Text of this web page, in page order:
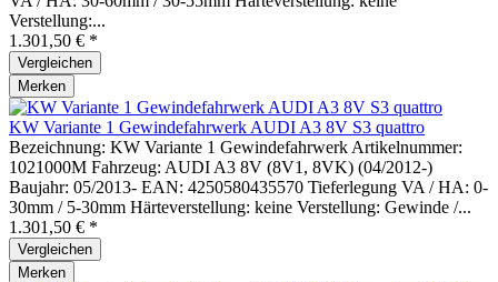
Verstellung:...
1.301,50 € *
Vergleichen
Merken
KW Variante 1 Gewindefahrwerk AUDI A3 8V S3 quattro
Bezeichnung: KW Variante 1 Gewindefahrwerk Artikelnummer:
1021000M Fahrzeug: AUDI A3 8V (8V1, 8VK) (04/2012-)
Baujahr: 05/2013- EAN: 4250580435570 Tieferlegung VA / HA: 0-
30mm / 5-30mm Härteverstellung: keine Verstellung: Gewinde /...
1.301,50 € *
Vergleichen
Merken